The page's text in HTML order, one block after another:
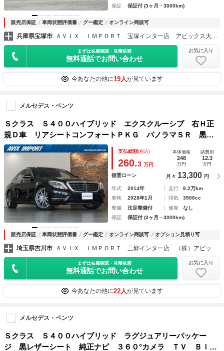
保証
保証付 (3ヶ月・3000km)
販売店保証 車両状態評価書 グー鑑定 オンライン商談可
兵庫県宝塚市 ＡＶＩＸ ＩＭＰＯＲＴ 宝塚インター店 アビックス大阪（株）
まずは在庫確認・見積依頼
無料通話でお問い合わせ
お気に入り
今あなたの他に19人が見ています
メルセデス・ベンツ
Ｓクラス Ｓ４００ハイブリッド エクスクルーシブ 右Ｈ正
規Ｄ車 リアシートコンフォートＰＫＧ パノラマＳＲ 黒
革 シートヒーター＆ベンチレーター 純正ナビ Ｂｕｒｍｅ
ｓｔｅｒ＆リアエンターテイメント 全周カメラ＆ＰＴＳ Ｈ
ＵＤ＆ＲＳＰ ＡＭＧ製２０ＡＷ
支払総額(税込)
260.3 万円
本体価格
248
万円
諸費用
12.3
万円
据置ローン 月々 13,300 円
年式 2014年 走行
8.2万km
車検
2028年1月 排気
3500cc
整備
法定整備付 修復
なし
保証
保証付 (3ヶ月・3000km)
販売店保証 車両状態評価書 グー鑑定 オンライン商談可 オプション見積り可
埼玉県吉川市 ＡＶＩＸ ＩＭＰＯＲＴ 三郷インター店 （株）アビックスコーポレーション
まずは在庫確認・見積依頼
無料通話でお問い合わせ
お気に入り
今あなたの他に22人が見ています
メルセデス・ベンツ
Ｓクラス Ｓ４００ハイブリッド ラグジュアリーパッケー
ジ 黒レザーシート 純正ナビ ３６０°カメラ ＴＶ Ｂｌｕ